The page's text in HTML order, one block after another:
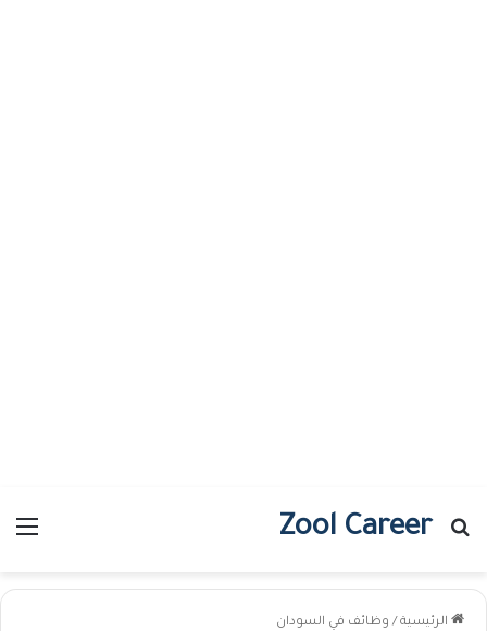
Zool Career
بحث عن
الرئيسية / وظائف في السودان